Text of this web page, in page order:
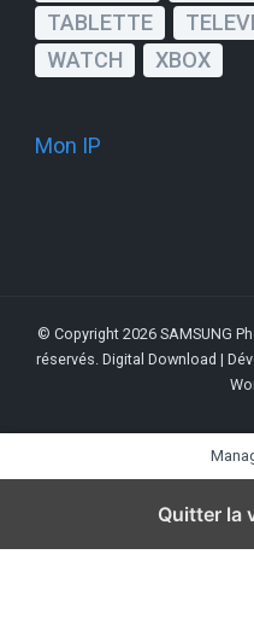
TABLETTE
WATCH
XBOX
Mon IP
© Copyright 2026SAMSUNG
réservés. Digital Download |
Quitter la